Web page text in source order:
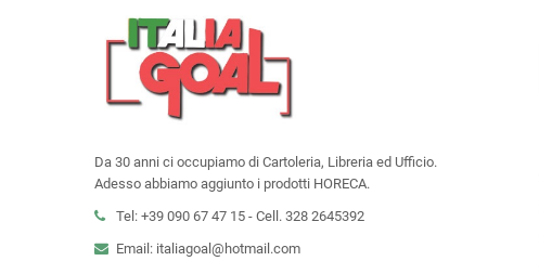
Da 30 anni ci occupiamo di Cartoleria, Libreria ed Ufficio.
Adesso abbiamo aggiunto i prodotti HORECA.
Tel: +39 090 67 47 15 - Cell. 328 2645392
Email: italiagoal@hotmail.com